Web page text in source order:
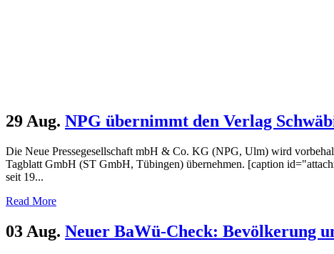
29 Aug. NPG übernimmt den Verlag
Die Neue Pressegesellschaft mbH & Co. KG (NPG, Ulm) wird
Tagblatt GmbH (ST GmbH, Tübingen) übernehmen. [caption
seit 19...
Read More
03 Aug. Neuer BaWü-Check: Bevölkerung